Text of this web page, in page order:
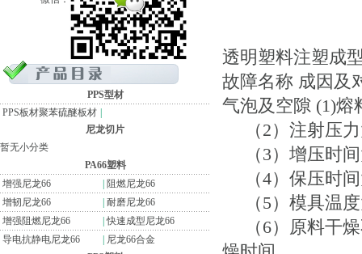
PPS型材
PPS板材聚苯硫醚板材
尼龙切片
暂无小分类
PA66塑料
增强尼龙66
阻燃尼龙66
增韧尼龙66
耐磨尼龙66
增强阻燃尼龙66
快速成型尼龙66
导电抗静电尼龙66
尼龙66合金
透明塑料注塑成
故障名称 成因及
气泡及空隙 (1)熔
（2）注射压力
（3）增压时间
（4）保压时间
（5）模具温度
（6）原料干燥